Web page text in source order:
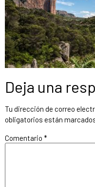
Deja una
Tu dirección de correo
obligatorios están
Comentario *